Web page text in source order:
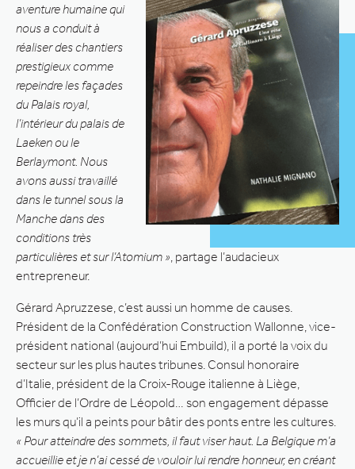
aventure humaine qui
nous a conduit à
réaliser des chantiers
prestigieux comme
repeindre les façades
du Palais royal,
l’intérieur du palais de
Laeken ou le
Berlaymont. Nous
avons aussi travaillé
dans le tunnel sous la
Manche dans des
conditions très
particulières et sur l’Atomium » , partage l’audacieux
entrepreneur.
Gérard Apruzzese, c’est aussi un homme de causes.
Président de la Confédération Construction Wallonne, vice-
président national (aujourd’hui Embuild), il a porté la voix du
secteur sur les plus hautes tribunes. Consul honoraire
d’Italie, président de la Croix-Rouge italienne à Liège,
Officier de l’Ordre de Léopold… son engagement dépasse
les murs qu’il a peints pour bâtir des ponts entre les cultures.
« Pour atteindre des sommets, il faut viser haut. La Belgique m’a
accueillie et je n’ai cessé de vouloir lui rendre honneur, en créant